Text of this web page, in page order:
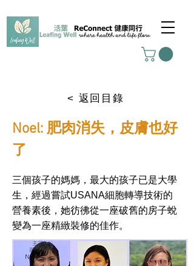
< 返回目錄
Noel: 肥肉消失，皮膚也好
了
三個孩子的媽媽，最大的孩子已是大學
生，經過嘗試USANA細胞轉導技術的
營養素後，她彷彿從一座破舊的房子蛻
變為一座精緻裝修的佳作。